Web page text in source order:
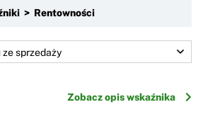
> Rentowności
Zobacz opis wskaźnika